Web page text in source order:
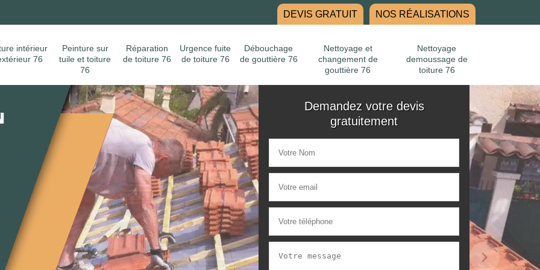
DEVIS GRATUIT NOS RÉALISATIONS
intérieur
76
Peinture sur
tuile et toiture
76
Réparation
de toiture 76
Urgence fuite
de toiture 76
Débouchage
de gouttière 76
Nettoyage et
changement de
gouttière 76
Nettoyage
demoussage de
toiture 76
Demandez votre devis
gratuitement